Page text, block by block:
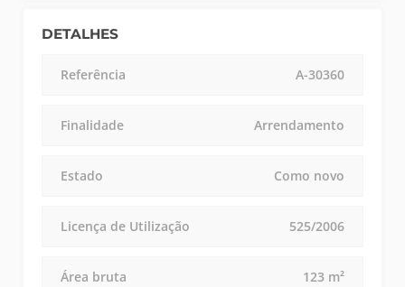
DETALHES
Referência A-30360
Finalidade Arrendamento
Estado Como novo
Licença de Utilização 525/2006
Área bruta 123 m²